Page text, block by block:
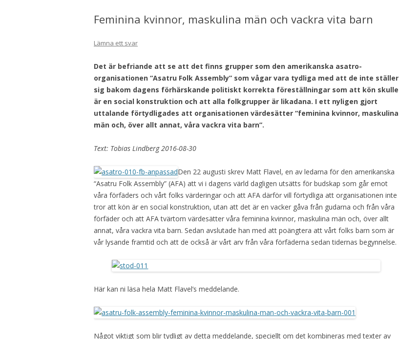
Feminina kvinnor, maskulina män och vackra vita barn
Lämna ett svar
Det är befriande att se att det finns grupper som den amerikanska asatro-
organisationen “Asatru Folk Assembly” som vågar vara tydliga med att de inte ställer
sig bakom dagens förhärskande politiskt korrekta föreställningar som att kön skulle
är en social konstruktion och att alla folkgrupper är likadana. I ett nyligen gjort
uttalande förtydligades att organisationen värdesätter “feminina kvinnor, maskulina
män och, över allt annat, våra vackra vita barn”.
Text: Tobias Lindberg 2016-08-30
Den 22 augusti skrev Matt Flavel, en av ledarna för den amerikanska
“Asatru Folk Assembly” (AFA) att vi i dagens värld dagligen utsätts för budskap som går emot
våra förfäders och vårt folks värderingar och att AFA därför vill förtydliga att organisationen inte
tror att kön är en social konstruktion, utan att det är en vacker gåva från gudarna och från våra
förfäder och att AFA tvärtom värdesätter våra feminina kvinnor, maskulina män och, över allt
annat, våra vackra vita barn. Sedan avslutade han med att poängtera att vårt folks barn som är
vår lysande framtid och att de också är vårt arv från våra förfäderna sedan tidernas begynnelse.
Här kan ni läsa hela Matt Flavel’s meddelande.
Något viktigt som blir tydligt av detta meddelande, speciellt om det kombineras med texter av